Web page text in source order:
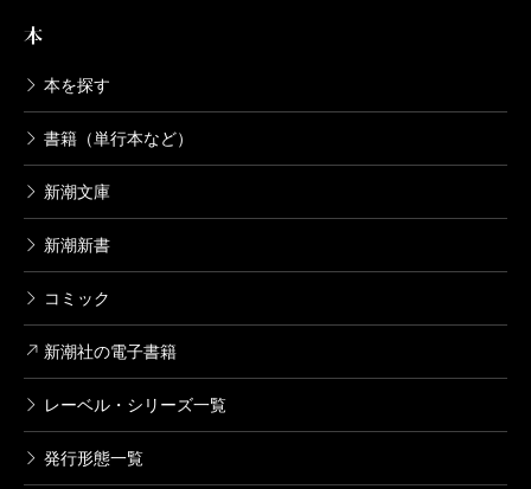
本
本を探す
書籍（単行本など）
新潮文庫
新潮新書
コミック
新潮社の電子書籍
レーベル・シリーズ一覧
発行形態一覧